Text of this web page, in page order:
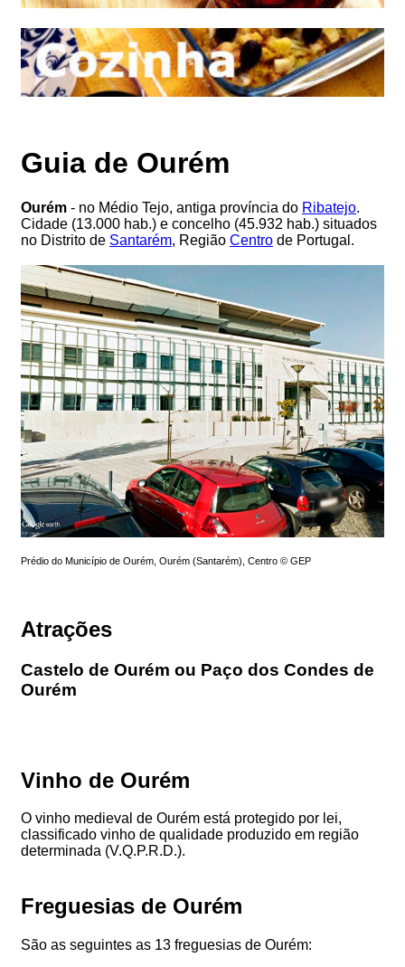
Guia de Ourém
Ourém - no Médio Tejo, antiga província do Ribatejo.
Cidade (13.000 hab.) e concelho (45.932 hab.) situados
no Distrito de Santarém, Região Centro de Portugal.
Prédio do Município de Ourém, Ourém (Santarém), Centro © GEP
Atrações
Castelo de Ourém ou Paço dos Condes de
Ourém
Vinho de Ourém
O vinho medieval de Ourém está protegido por lei,
classificado vinho de qualidade produzido em região
determinada (V.Q.P.R.D.).
Freguesias de Ourém
São as seguintes as 13 freguesias de Ourém: